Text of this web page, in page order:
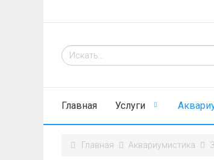
Главная Услуги
Главная Аквариумистика